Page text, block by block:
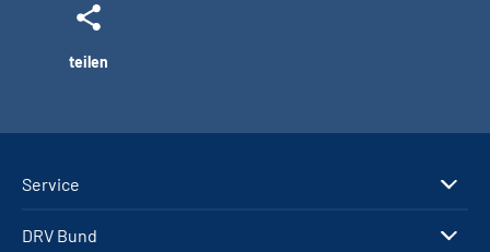
teilen
Service
DRV Bund